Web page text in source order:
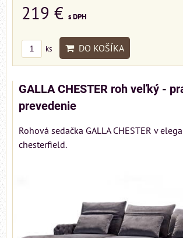
219 € s DPH
ks DO KOŠÍKA
GALLA CHESTER roh veľký -
prevedenie
Rohová sedačka GALLA CHESTER v
chesterfield.